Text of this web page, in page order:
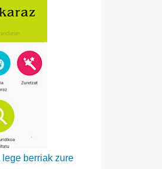
berriak zure